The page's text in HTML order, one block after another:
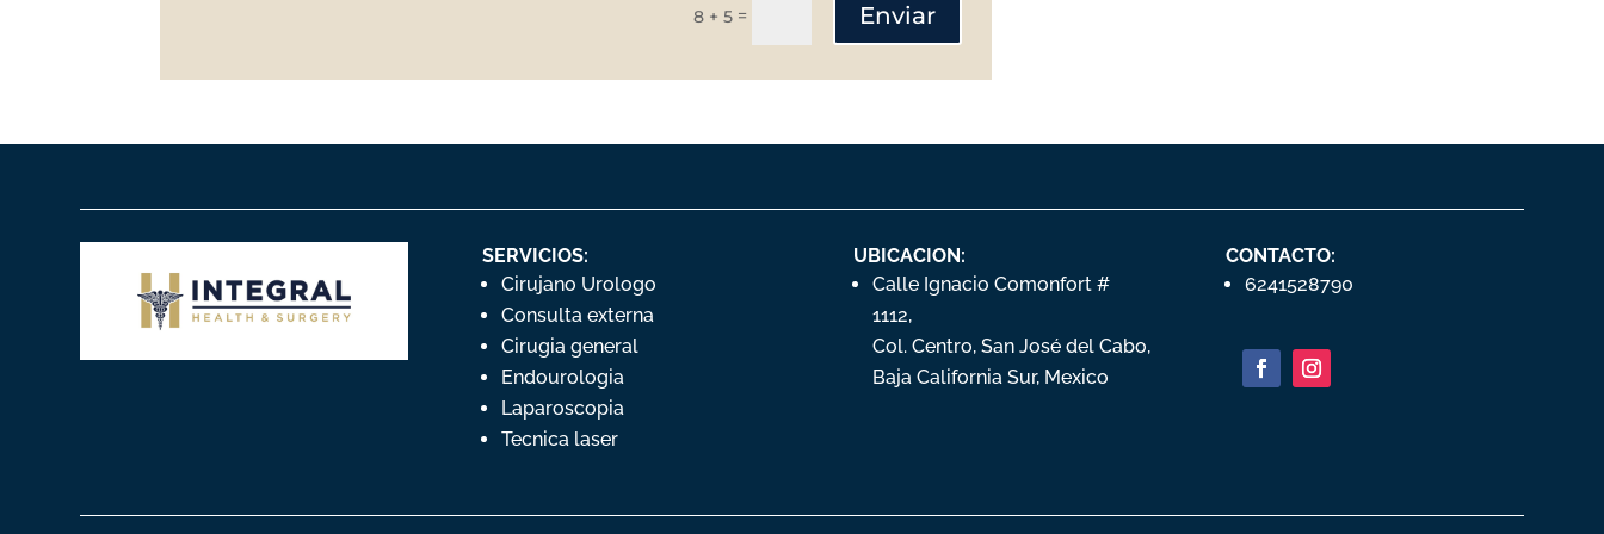
8 + 5 = Enviar
SERVICIOS:
Cirujano Urologo
Consulta externa
Cirugia general
Endourologia
Laparoscopia
Tecnica laser
UBICACION:
Calle Ignacio Comonfort #
1112,
Col. Centro, San José del Cabo,
Baja California Sur, Mexico
CONTACTO:
6241528790